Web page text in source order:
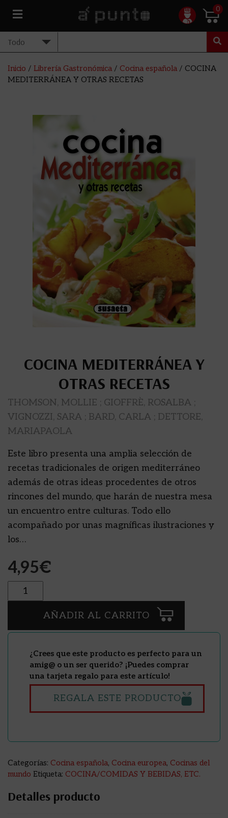
0
Inicio / Librería Gastronómica / Cocina española / COCINA
MEDITERRÁNEA Y OTRAS RECETAS
COCINA MEDITERRÁNEA Y
OTRAS RECETAS
THOMSON, MOLLIE ; GIOFFRÈ, ROSALBA ;
VIGNOZZI, SARA ; BARD, CARLA ; DETTORE,
MARIAPAOLA
Este libro presenta una amplia selección de
recetas tradicionales de origen mediterráneo
además de otras ideas procedentes de otros
rincones del mundo, que harán de nuestra mesa
un encuentro entre culturas. Todo ello
acompañado por unas magníficas ilustraciones y
los…
4,95€
Cantidad
AÑADIR AL CARRITO
¿Crees que este producto es perfecto para un
amig@ o un ser querido? ¡Puedes comprar
una tarjeta regalo para este artículo!
REGALA ESTE PRODUCTO
Categorías: Cocina española, Cocina europea, Cocinas del
mundo Etiqueta: COCINA/COMIDAS Y BEBIDAS, ETC.
Detalles producto